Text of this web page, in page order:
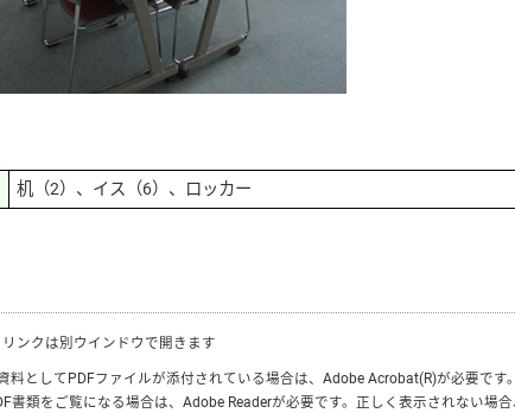
机（2）、イス（6）、ロッカー
ンクは別ウインドウで開きます
料としてPDFファイルが添付されている場合は、 Adobe Acrobat(R)が必要です。
書類をご覧になる場合は、 Adobe Readerが必要です。正しく表示されない場